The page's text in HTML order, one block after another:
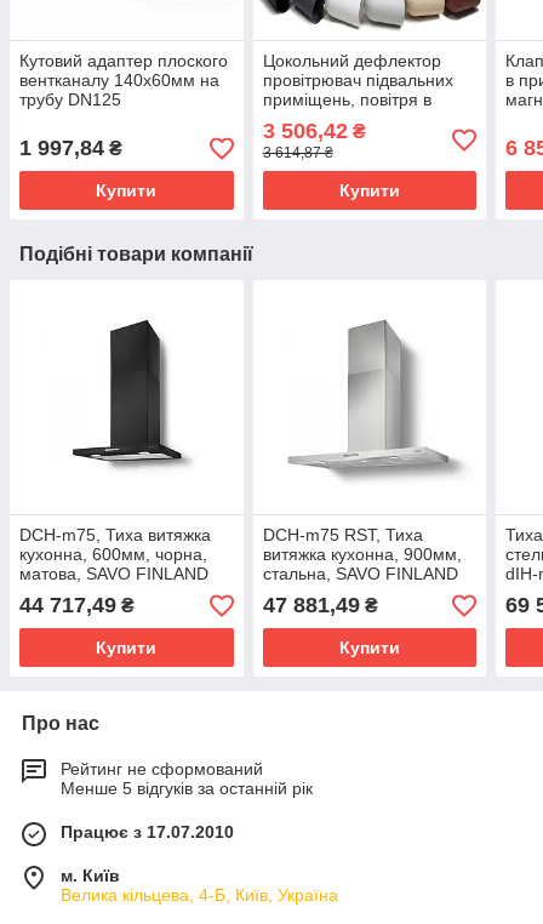
Кутовий адаптер плоского
вентканалу 140x60мм на
трубу DN125
1 997,84 ₴
Купити
Цокольний дефлектор
провітрювач підвальних
приміщень, повітря в
камін, ROSS - 125/135
3 506,42₴
3 614,87 ₴
Купити
в
6
Подібні товари компанії
DCH-m75, Тиха витяжка
кухонна, 600мм, чорна,
матова, SAVO FINLAND
44 717,49 ₴
Купити
DCH-m75 RST, Тиха
витяжка кухонна, 900мм,
стальна, SAVO FINLAND
47 881,49₴
Купити
dIH-
69
Про нас
Рейтинг не сформований
Менше 5 відгуків за останній рік
Працює з 17.07.2010
м. Київ
Велика кільцева, 4-Б, Київ, Україна